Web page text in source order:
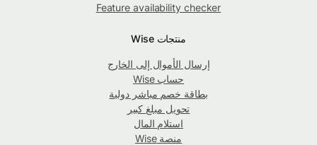
Feature availability checker
منتجات Wise
إرسال الأموال إلى الخارج
حساب Wise
بطاقة خصم مباشر دولية
تحويل مبلغ كبير
استلام المال
منصة Wise